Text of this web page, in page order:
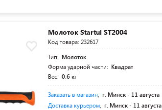
Молоток Startul ST2004
Код товара: 232617
Тип: Молоток
Форма ударной части: Квадрат
Вес: 0.6 кг
Заказать в магазин, г. Минск - 11 августа
Доставка курьером, г. Минск - 11 августа